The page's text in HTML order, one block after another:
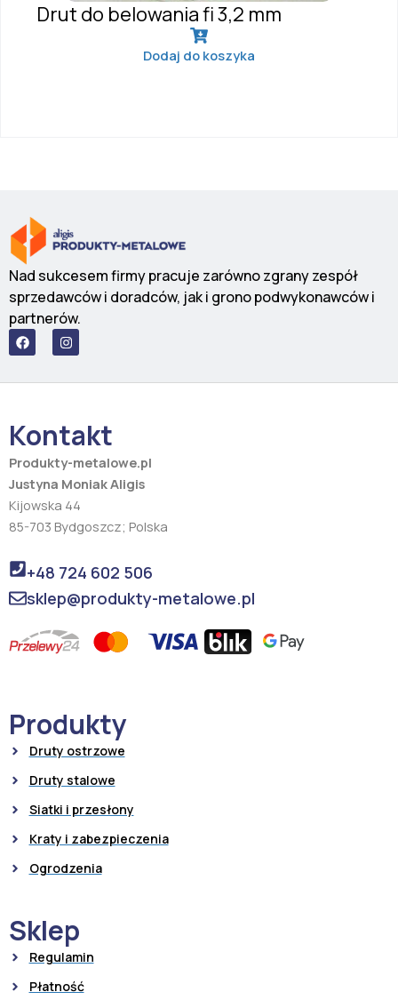
Drut do belowania fi 3,2 mm
Dodaj do koszyka
Nad sukcesem firmy pracuje zarówno zgrany zespół
sprzedawców i doradców, jak i grono podwykonawców i
partnerów.
F
a
c
b
k
I
n
s
a
a
m
Kontakt
Produkty-metalowe.pl
Justyna Moniak Aligis
Kijowska 44
85-703 Bydgoszcz; Polska
+48 724 602 506
sklep@produkty-metalowe.pl
Produkty
Druty ostrzowe
Druty stalowe
Siatki i przesłony
Kraty i zabezpieczenia
Ogrodzenia
Sklep
Regulamin
Płatność